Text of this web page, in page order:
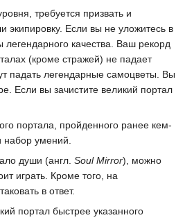
требуется призвать и
экипировку. Если вы не уложитесь в
качества. Ваш рекорд
(кроме стражей) не падает
падать легендарные самоцветы. Вы
Если вы зачистите великий портал
портала, пройденного ранее кем-
набор умений.
души (англ. Soul Mirror), можно
играть. Кроме того, на
в ответ.
портал быстрее указанного